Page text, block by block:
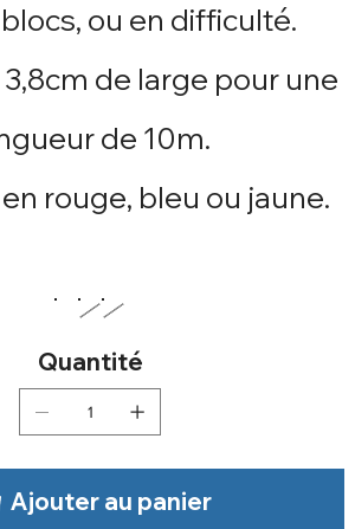
ou en difficulté.
de large pour une
de 10m.
rouge, bleu ou jaune.
Quantité
Ajouter au panier